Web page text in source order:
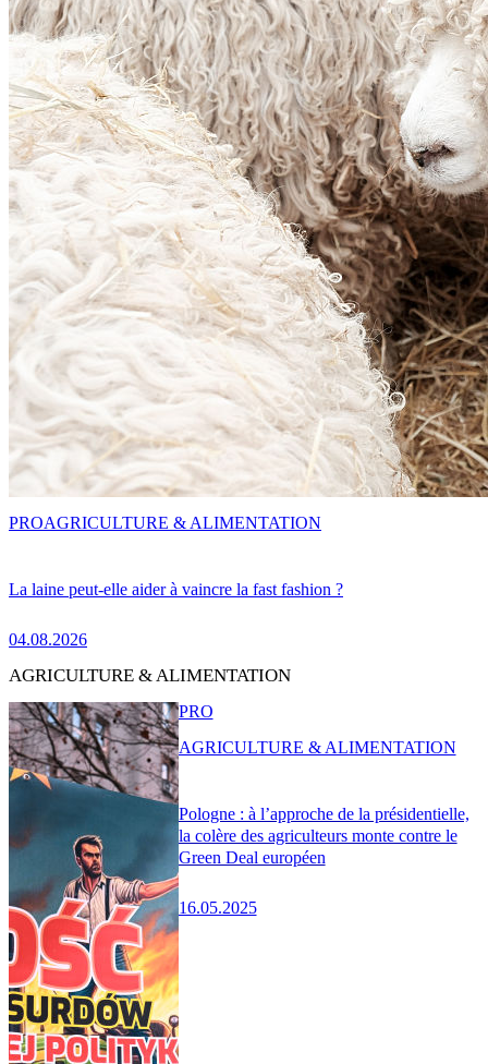
La laine peut-elle aider à vaincre la fast fashion ?
04.08.2026
PROAGRICULTURE & ALIMENTATION
AGRICULTURE & ALIMENTATION
Pologne : à l’approche de la présidentielle,
la colère des agriculteurs monte contre le
Green Deal européen
16.05.2025
PRO
AGRICULTURE & ALIMENTATION